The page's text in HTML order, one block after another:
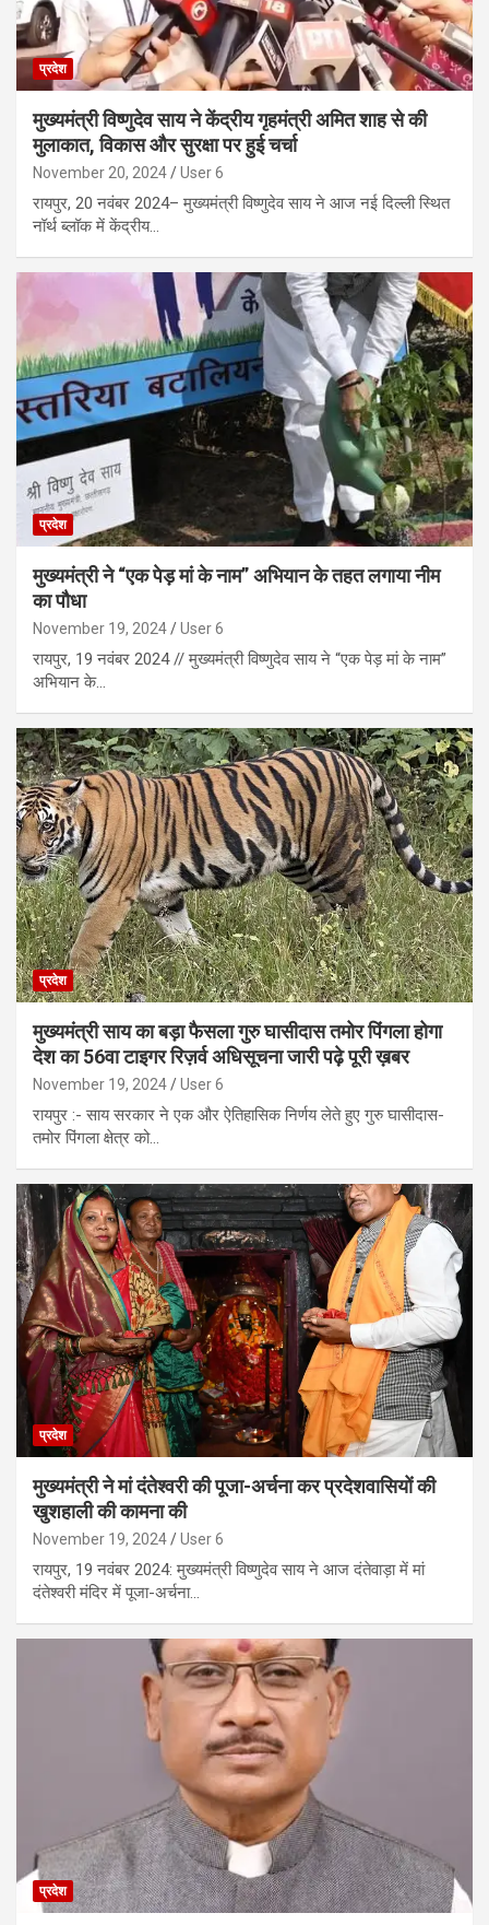
प्रदेश
मुख्यमंत्री विष्णुदेव साय ने केंद्रीय गृहमंत्री अमित शाह से की
मुलाकात, विकास और सुरक्षा पर हुई चर्चा
November 20, 2024 User 6
रायपुर, 20 नवंबर 2024– मुख्यमंत्री विष्णुदेव साय ने आज नई दिल्ली स्थित
नॉर्थ ब्लॉक में केंद्रीय…
प्रदेश
मुख्यमंत्री ने “एक पेड़ मां के नाम” अभियान के तहत लगाया नीम
का पौधा
November 19, 2024 User 6
रायपुर, 19 नवंबर 2024 // मुख्यमंत्री विष्णुदेव साय ने “एक पेड़ मां के नाम”
अभियान के…
प्रदेश
मुख्यमंत्री साय का बड़ा फैसला गुरु घासीदास तमोर पिंगला होगा
देश का 56वा टाइगर रिज़र्व अधिसूचना जारी पढ़े पूरी ख़बर
November 19, 2024 User 6
रायपुर :- साय सरकार ने एक और ऐतिहासिक निर्णय लेते हुए गुरु घासीदास-
तमोर पिंगला क्षेत्र को…
प्रदेश
मुख्यमंत्री ने मां दंतेश्वरी की पूजा-अर्चना कर प्रदेशवासियों की
खुशहाली की कामना की
November 19, 2024 User 6
रायपुर, 19 नवंबर 2024: मुख्यमंत्री विष्णुदेव साय ने आज दंतेवाड़ा में मां
दंतेश्वरी मंदिर में पूजा-अर्चना…
प्रदेश